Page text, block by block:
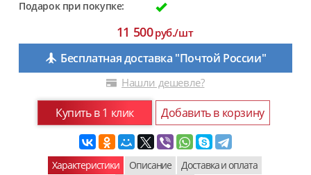
Подарок при покупке:
11 500руб./шт
Бесплатная доставка "Почтой России"
Нашли дешевле?
Купить в 1 клик Добавить в корзину
Характеристики Описание
Доставка и оплата